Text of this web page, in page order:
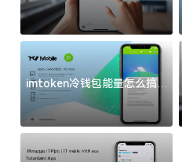
址？三步搞定不踩坑
imtoken冷钱包能量怎么搞？
过来人告诉你门道